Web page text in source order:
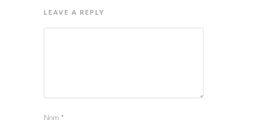
LEAVE A REPLY
Nom *